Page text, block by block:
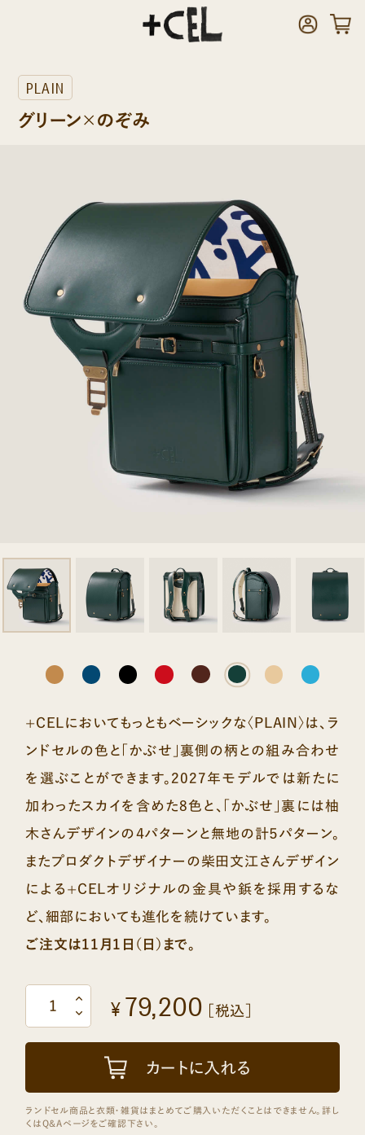
PLAIN
グリーン×のぞみ
+CELにおいてもっともベーシックな〈PLAIN〉は、ラ
ンドセルの色と「かぶせ」裏側の柄との組み合わせ
を選ぶことができます。2027年モデルでは新たに
加わったスカイを含めた8色と、「かぶせ」裏には柚
木さんデザインの４パターンと無地の計５パターン。
またプロダクトデザイナーの柴田文江さんデザイン
による+CELオリジナルの金具や鋲を採用するな
ど、細部においても進化を続けています。
ご注文は11月1日（日）まで。
¥ 79,200 ［税込］